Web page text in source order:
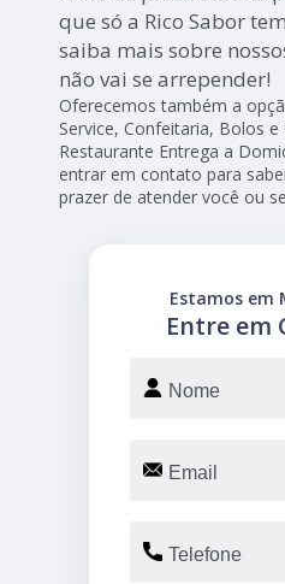
que só a Rico Sabor
saiba mais sobre
não vai se arrepender!
Oferecemos também a
Service, Confeitaria, Bolos
Restaurante Entrega a
entrar em contato para
prazer de atender você ou
Entre em
Estamos em